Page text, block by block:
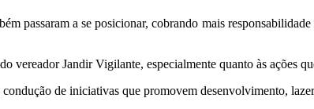
passaram a se posicionar, cobrando mais
vereador Jandir Vigilante, especialmente quanto às ações
de iniciativas que promovem desenvolvimento,